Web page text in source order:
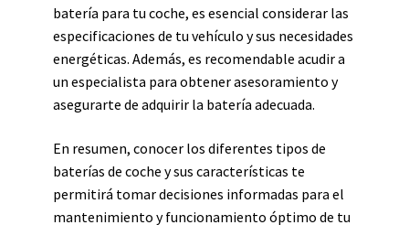
batería para tu coche, es esencial considerar las
especificaciones de tu vehículo y sus necesidades
energéticas. Además, es recomendable acudir a
un especialista para obtener asesoramiento y
asegurarte de adquirir la batería adecuada.
En resumen, conocer los diferentes tipos de
baterías de coche y sus características te
permitirá tomar decisiones informadas para el
mantenimiento y funcionamiento óptimo de tu